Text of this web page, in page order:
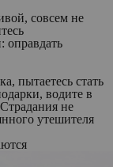
совсем не
оправдать
пытаетесь стать
водите в
не
утешителя